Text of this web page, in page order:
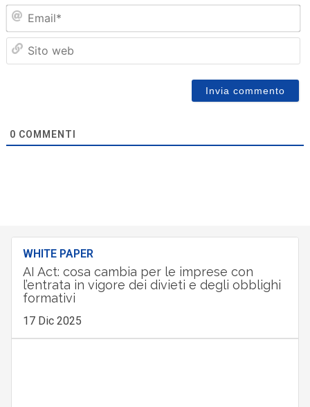
0 COMMENTI
WHITE PAPER
AI Act: cosa cambia per le imprese con
l’entrata in vigore dei divieti e degli obblighi
formativi
17 Dic 2025